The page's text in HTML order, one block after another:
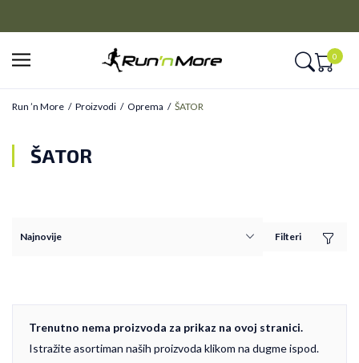
0
Run ’n More Proizvodi Oprema ŠATOR
ŠATOR
Filteri
Trenutno nema proizvoda za prikaz na ovoj stranici.
Istražite asortiman naših proizvoda klikom na dugme ispod.